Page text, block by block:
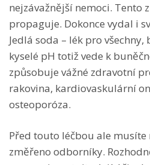
nejzávažnější nemoci. Tento
propaguje. Dokonce vydal i
Jedlá soda – lék pro
kyselé pH totiž vede k
způsobuje vážné zdravotní
rakovina, kardiovaskulární
osteoporóza.
Před touto léčbou ale musíte
změřeno odborníky.